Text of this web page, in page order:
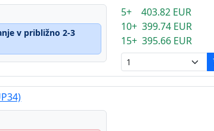
v približno 2-3
5+ 403.82 EUR
10+ 399.74 EUR
15+ 395.66 EUR